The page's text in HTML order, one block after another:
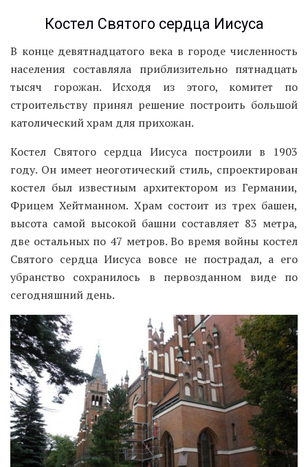
Костел Святого сердца Иисуса
В конце девятнадцатого века в городе численность
населения составляла приблизительно пятнадцать
тысяч горожан. Исходя из этого, комитет по
строительству принял решение построить большой
католический храм для прихожан.
Костел Святого сердца Иисуса построили в 1903
году. Он имеет неоготический стиль, спроектирован
костел был известным архитектором из Германии,
Фрицем Хейтманном. Храм состоит из трех башен,
высота самой высокой башни составляет 83 метра,
две остальных по 47 метров. Во время войны костел
Святого сердца Иисуса вовсе не пострадал, а его
убранство сохранилось в первозданном виде по
сегодняшний день.